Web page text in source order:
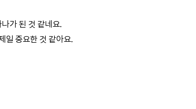
가 된 것 같네요.
일 중요한 것 같아요.